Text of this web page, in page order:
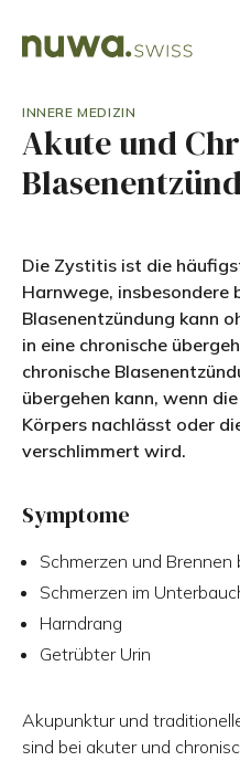
INNERE MEDIZIN
Akute und
Die Zystitis ist die
Harnwege, insbesondere
Blasenentzündung kann
in eine chronische
chronische
übergehen kann, wenn
Körpers nachlässt oder
verschlimmert wird.
Symptome
Schmerzen und
Schmerzen im
Harndrang
Getrübter Urin
Akupunktur und
sind bei akuter und